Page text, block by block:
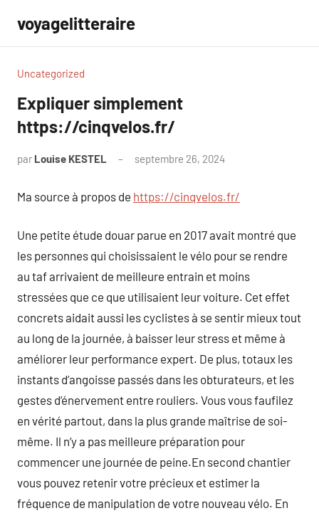
contenu
voyagelitteraire
Uncategorized
Expliquer simplement
https://cinqvelos.fr/
par Louise KESTEL septembre 26, 2024
Ma source à propos de https://cinqvelos.fr/
Une petite étude douar parue en 2017 avait montré que
les personnes qui choisissaient le vélo pour se rendre
au taf arrivaient de meilleure entrain et moins
stressées que ce que utilisaient leur voiture. Cet effet
concrets aidait aussi les cyclistes à se sentir mieux tout
au long de la journée, à baisser leur stress et même à
améliorer leur performance expert. De plus, totaux les
instants d’angoisse passés dans les obturateurs, et les
gestes d’énervement entre rouliers. Vous vous faufilez
en vérité partout, dans la plus grande maîtrise de soi-
même. Il n’y a pas meilleure préparation pour
commencer une journée de peine.En second chantier
vous pouvez retenir votre précieux et estimer la
fréquence de manipulation de votre nouveau vélo. En